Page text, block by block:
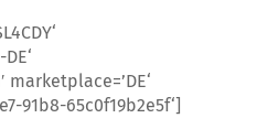
marketplace=’DE‘
91b8-65c0f19b2e5f‘]